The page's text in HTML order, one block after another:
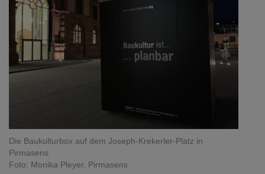
Die Baukulturbox auf dem Joseph-Krekerler-Platz in
Pirmasens.
Foto: Monika Pleyer, Pirmasens